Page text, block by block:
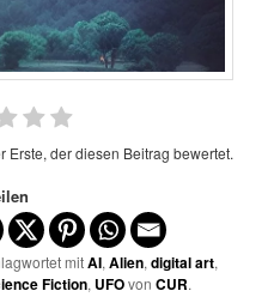
Erste, der diesen Beitrag bewertet.
mitAI,Alien,digital art,
Fiction, UFOvonCUR.